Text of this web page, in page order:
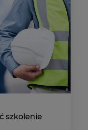
szkolenie